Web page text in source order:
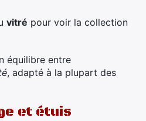
vitré pour voir la collection
équilibre entre
, adapté à la plupart des
et étuis